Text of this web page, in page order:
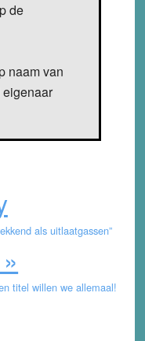
de
naam van
eigenaar
als uitlaatgassen”
titel willen we allemaal!